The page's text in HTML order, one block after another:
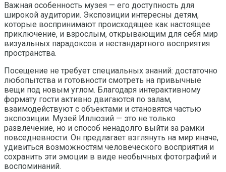
Важная особенность музея — его доступность для
широкой аудитории. Экспозиции интересны детям,
которые воспринимают происходящее как настоящее
приключение, и взрослым, открывающим для себя мир
визуальных парадоксов и нестандартного восприятия
пространства.
Посещение не требует специальных знаний: достаточно
любопытства и готовности смотреть на привычные
вещи под новым углом. Благодаря интерактивному
формату гости активно двигаются по залам,
взаимодействуют с объектами и становятся частью
экспозиции. Музей Иллюзий — это не только
развлечение, но и способ ненадолго выйти за рамки
повседневности. Он предлагает взглянуть на мир иначе,
удивиться возможностям человеческого восприятия и
сохранить эти эмоции в виде необычных фотографий и
воспоминаний.